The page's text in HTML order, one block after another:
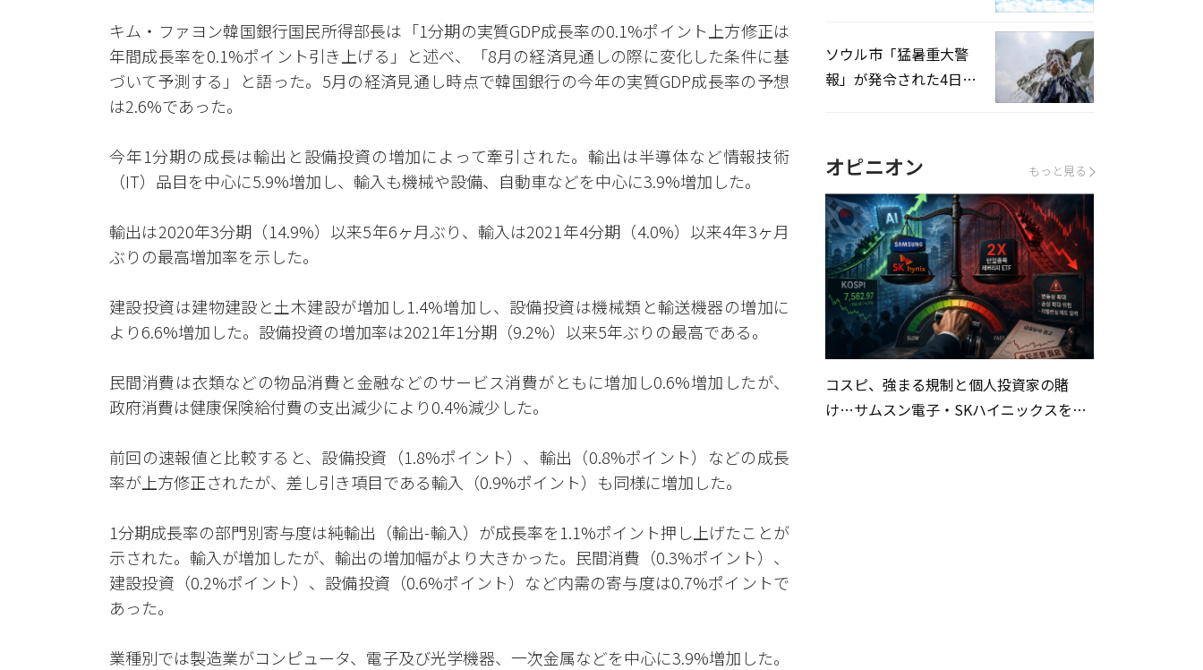
キム・ファヨン韓国銀行国民所得部長は「1分期の実質GDP成長率の0.1%ポイント上方修正は
年間成長率を0.1%ポイント引き上げる」と述べ、「8月の経済見通しの際に変化した条件に基
づいて予測する」と語った。5月の経済見通し時点で韓国銀行の今年の実質GDP成長率の予想
は2.6%であった。
今年1分期の成長は輸出と設備投資の増加によって牽引された。輸出は半導体など情報技術
（IT）品目を中心に5.9%増加し、輸入も機械や設備、自動車などを中心に3.9%増加した。
輸出は2020年3分期（14.9%）以来5年6ヶ月ぶり、輸入は2021年4分期（4.0%）以来4年3ヶ月
ぶりの最高増加率を示した。
建設投資は建物建設と土木建設が増加し1.4%増加し、設備投資は機械類と輸送機器の増加に
より6.6%増加した。設備投資の増加率は2021年1分期（9.2%）以来5年ぶりの最高である。
民間消費は衣類などの物品消費と金融などのサービス消費がともに増加し0.6%増加したが、
政府消費は健康保険給付費の支出減少により0.4%減少した。
前回の速報値と比較すると、設備投資（1.8%ポイント）、輸出（0.8%ポイント）などの成長
率が上方修正されたが、差し引き項目である輸入（0.9%ポイント）も同様に増加した。
1分期成長率の部門別寄与度は純輸出（輸出-輸入）が成長率を1.1%ポイント押し上げたことが
示された。輸入が増加したが、輸出の増加幅がより大きかった。民間消費（0.3%ポイント）、
建設投資（0.2%ポイント）、設備投資（0.6%ポイント）など内需の寄与度は0.7%ポイントで
あった。
業種別では製造業がコンピュータ、電子及び光学機器、一次金属などを中心に3.9%増加した。
ソウル市「猛暑重大警
報」が発令された4日、
オピニオン もっと見る
コスピ、強まる規制と個人投資家の賭
け…サムスン電子・SKハイニックスを巡